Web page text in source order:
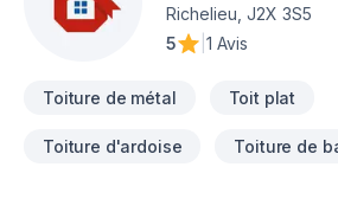
Richelieu, J2X 3S5
5
1 Avis
Toiture de métal Toit plat
Toiture d'ardoise Toiture de